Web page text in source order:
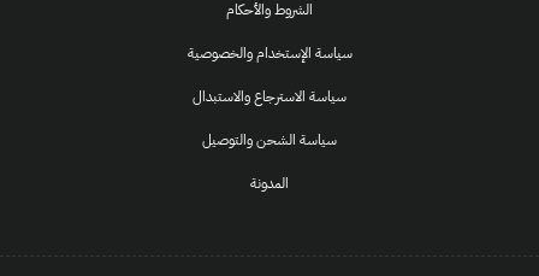
الشروط والأحكام
سياسة الإستخدام والخصوصية
سياسة الاسترجاع والاستبدال
سياسة الشحن والتوصيل
المدونة